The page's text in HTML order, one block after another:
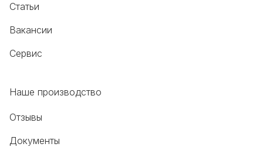
Статьи
Вакансии
Сервис
Наше производство
Отзывы
Документы